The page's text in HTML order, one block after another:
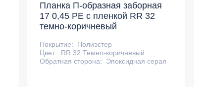
Планка П-образная заборная
17 0,45 PE с пленкой RR 32
темно-коричневый
Покрытие:
Полиэстер
Цвет:
RR 32 Темно-коричневый
Обратная сторона:
Эпоксидная серая